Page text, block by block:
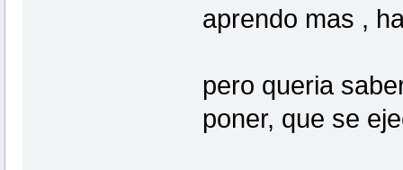
aprendo mas ,
pero queria
poner, que se